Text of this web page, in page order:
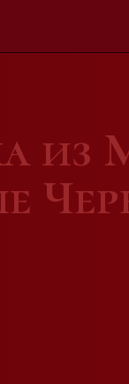
из